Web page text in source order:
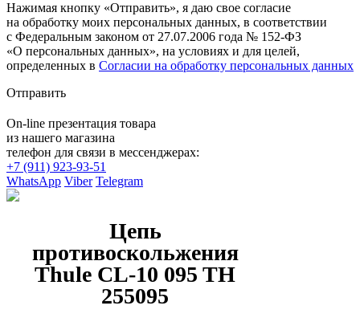
Нажимая кнопку «Отправить», я даю свое согласие
на обработку моих персональных данных, в соответствии
с Федеральным законом от 27.07.2006 года № 152-ФЗ
«О персональных данных», на условиях и для целей,
определенных в Согласии на обработку персональных данных
Отправить
On-line презентация товара
из нашего магазина
телефон для связи в мессенджерах:
+7 (911) 923-93-51
WhatsApp Viber Telegram
Цепь
противоскольжения
Thule CL-10 095 TH
255095